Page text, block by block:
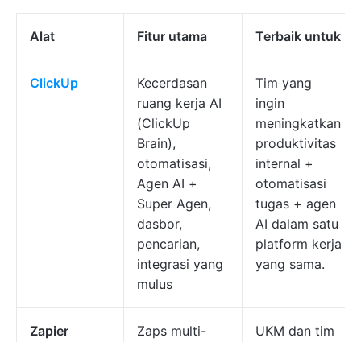
Alat Fitur utama Terbaik untuk
ClickUp
Kecerdasan
ruang kerja AI
(ClickUp
Brain),
otomatisasi,
Agen AI +
Super Agen,
dasbor,
pencarian,
integrasi yang
mulus
Tim yang
ingin
meningkatkan
produktivitas
internal +
otomatisasi
tugas + agen
AI dalam satu
platform kerja
yang sama.
Zapier
Zaps multi-
UKM dan tim